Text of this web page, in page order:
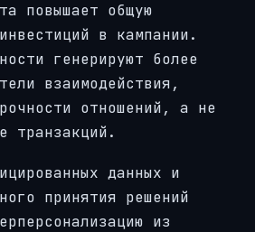
повышает общую
в кампании.
генерируют более
взаимодействия,
отношений, а не
транзакций.
данных и
принятия решений
из